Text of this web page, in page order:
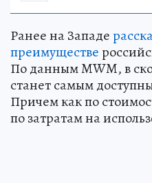
Ранее на Западе
преимуществе
По данным MWM, в
станет самым
Причем как по
по затратам на